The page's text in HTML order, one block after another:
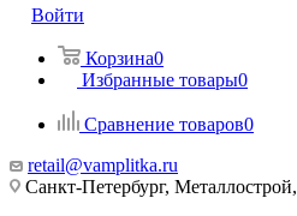
Войти
Корзина0
Избранные товары0
Сравнение товаров0
retail@vamplitka.ru
Санкт-Петербург,